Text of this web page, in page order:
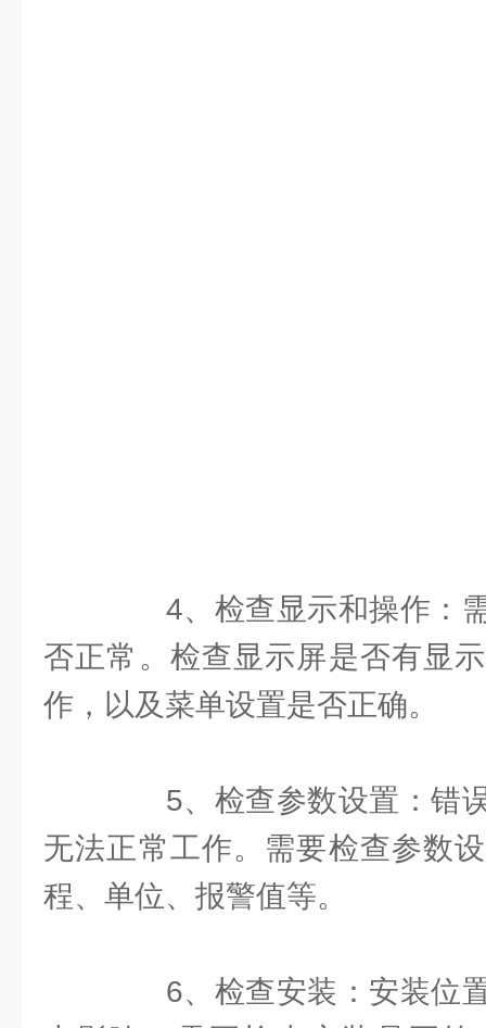
4、检查显示和操作：需
否正常。检查显示屏是否有显
作，以及菜单设置是否正确。
5、检查参数设置：错误
无法正常工作。需要检查参数
程、单位、报警值等。
6、检查安装：安装位置